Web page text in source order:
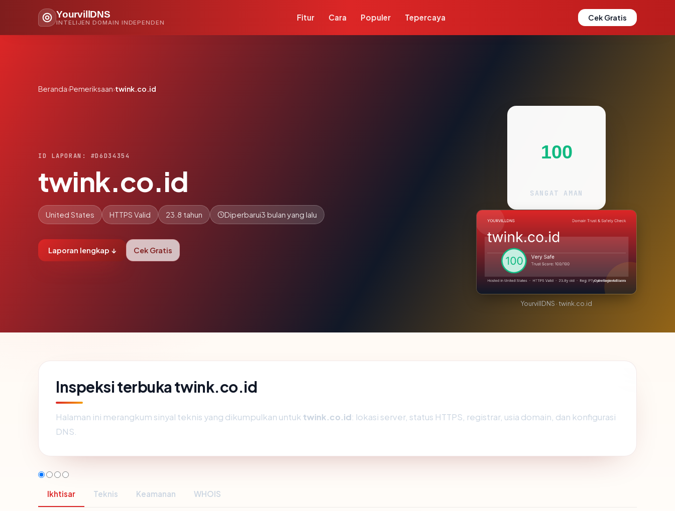
YourvillDNS
INTELIJEN DOMAIN INDEPENDEN
Fitur Cara Populer Tepercaya Cek Gratis
Beranda›Pemeriksaan›twink.co.id
ID LAPORAN: #D6D34354
twink.co.id
United States HTTPS Valid 23.8 tahun Diperbarui3 bulan yang lalu
Laporan lengkap ↓ Cek Gratis
100
SANGAT AMAN
YourvillDNS · twink.co.id
Inspeksi terbuka twink.co.id
Halaman ini merangkum sinyal teknis yang dikumpulkan untuk twink.co.id: lokasi server, status HTTPS, registrar, usia domain, dan konfigurasi
DNS.
Ikhtisar Teknis Keamanan WHOIS